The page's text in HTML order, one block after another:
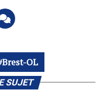
Brest-OL
SUJET